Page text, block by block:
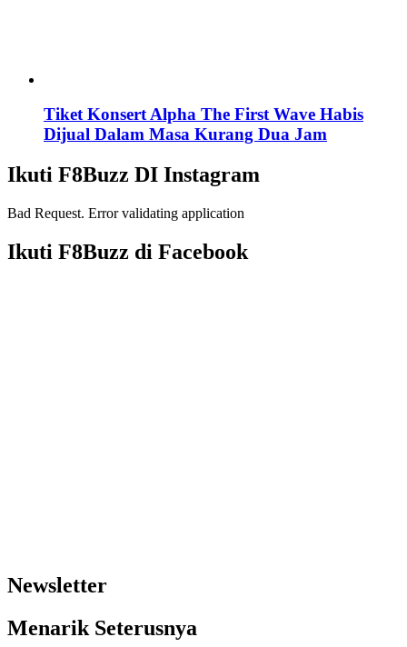
Tiket Konsert Alpha The First Wave Habis
Dijual Dalam Masa Kurang Dua Jam
Ikuti F8Buzz DI Instagram
Bad Request. Error validating application
Ikuti F8Buzz di Facebook
Newsletter
Menarik Seterusnya